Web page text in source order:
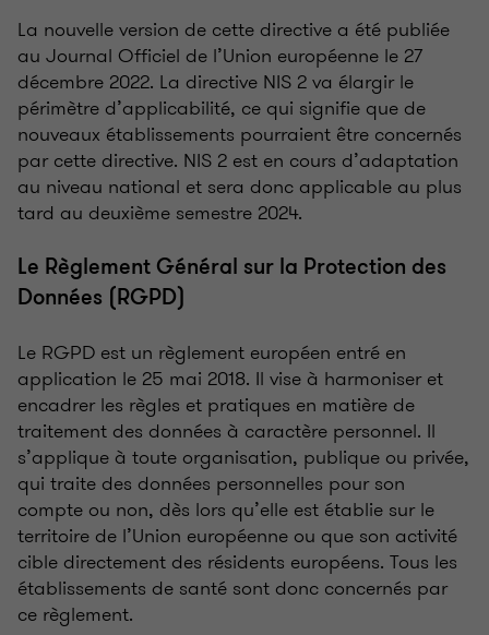
La nouvelle version de cette directive a été publiée
au Journal Officiel de l’Union européenne le 27
décembre 2022. La directive NIS 2 va élargir le
périmètre d’applicabilité, ce qui signifie que de
nouveaux établissements pourraient être concernés
par cette directive. NIS 2 est en cours d’adaptation
au niveau national et sera donc applicable au plus
tard au deuxième semestre 2024.
Le Règlement Général sur la Protection des
Données (RGPD)
Le RGPD est un règlement européen entré en
application le 25 mai 2018. Il vise à harmoniser et
encadrer les règles et pratiques en matière de
traitement des données à caractère personnel. Il
s’applique à toute organisation, publique ou privée,
qui traite des données personnelles pour son
compte ou non, dès lors qu’elle est établie sur le
territoire de l’Union européenne ou que son activité
cible directement des résidents européens. Tous les
établissements de santé sont donc concernés par
ce règlement.